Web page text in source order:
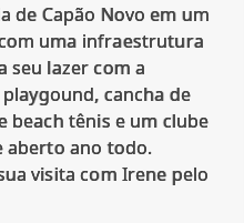
de Capão Novo em um
uma infraestrutura
seu lazer com a
cancha de
beach tênis e um clube
aberto ano todo.
visita com Irene pelo